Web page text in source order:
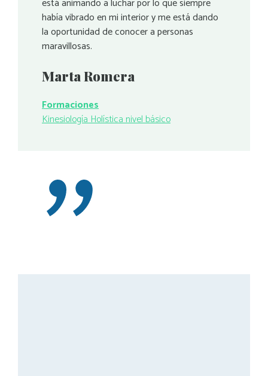
había vibrado en mi interior y me está dando
la oportunidad de conocer a personas
maravillosas.
Marta Romera
Formaciones
Kinesiología Holística nivel básico